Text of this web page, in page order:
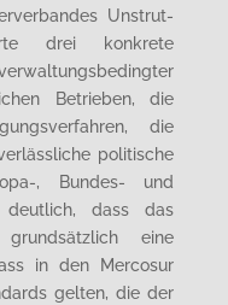
Unstrut-
drei konkrete
Betrieben, die
die
politische
, Bundes- und
deutlich, dass das
grundsätzlich eine
in den Mercosur
gelten, die der